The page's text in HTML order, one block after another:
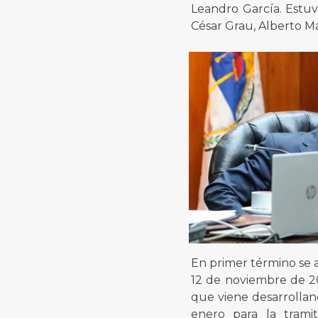
Leandro García.
César Grau, Alberto
En primer término se
12 de noviembre de
que viene
enero para la